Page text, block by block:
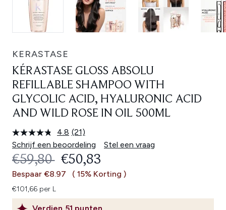
KERASTASE
KÉRASTASE GLOSS ABSOLU
REFILLABLE SHAMPOO WITH
GLYCOLIC ACID, HYALURONIC ACID
AND WILD ROSE IN OIL 500ML
4.8 Lees
21
beoordelingen.
Dezelfde
paginalink.
(21)
Schrijf een beoordeling
Stel een vraag
RECOMMENDED RETAIL PRICE:
€59,80 HUIDIGE PRIJS:
€50,83
Bespaar €8.97 ( 15% Korting )
€101,66 per L